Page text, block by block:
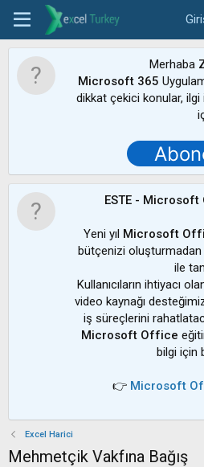
Merhaba
Microsoft 365
dikkat çekici konular, ilgi
ESTE -
Yeni yıl Microsoft
bütçenizi oluşturmadan
ile
Kullanıcıların ihtiyacı
video kaynağı
iş süreçlerini
Microsoft Office
bilgi için
👉 Microsoft
Excel Harici
Mehmetçik Vakfına Bağış